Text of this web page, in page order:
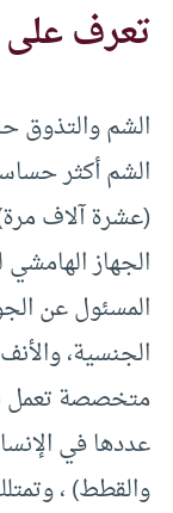
تعرف
الشم والتذوق
(عشرة آلاف
المسئول عن
الجنسية،
عددها في
والقطط) ،